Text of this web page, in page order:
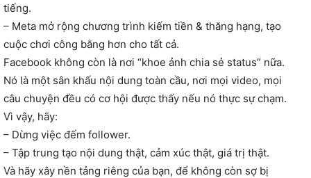
tiếng.
– Meta mở rộng chương trình kiếm tiền & thăng hạng, tạo
cuộc chơi công bằng hơn cho tất cả.
Facebook không còn là nơi “khoe ảnh chia sẻ status” nữa.
Nó là một sân khấu nội dung toàn cầu, nơi mọi video, mọi
câu chuyện đều có cơ hội được thấy nếu nó thực sự chạm.
Vì vậy, hãy:
– Dừng việc đếm follower.
– Tập trung tạo nội dung thật, cảm xúc thật, giá trị thật.
Và hãy xây nền tảng riêng của bạn, để không còn sợ bị